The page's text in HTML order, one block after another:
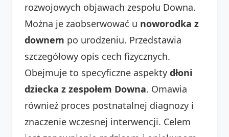
rozwojowych objawach zespołu Downa.
Można je zaobserwować u noworodka z
downem po urodzeniu. Przedstawia
szczegółowy opis cech fizycznych.
Obejmuje to specyficzne aspekty dłoni
dziecka z zespołem Downa. Omawia
również proces postnatalnej diagnozy i
znaczenie wczesnej interwencji. Celem